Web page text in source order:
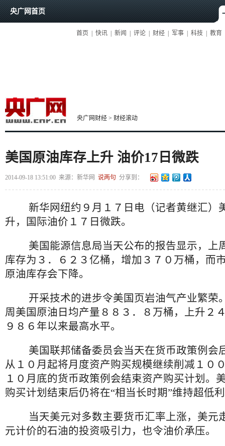
央广网首页
首页 快讯 新闻 评论 财经 军事 科技 教育
央广网财经 > 财经滚动
美国原油库存上升 油价17日微跌
2014-09-18 13:51:00 来源： 新华网 说两句 分享到：
新华网纽约９月１７日电（记者黄继汇）
升，国际油价１７日微跌。
美国能源信息局当天公布的报告显示，上
库存为３．６２３亿桶，增加３７０万桶，而
原油库存会下降。
开采技术的进步令美国页岩油气产业繁荣
周美国原油日均产量８８３．８万桶，上升２
９８６年以来最高水平。
美国联邦储备委员会当天在货币政策例会
从１０月起将月度资产购买规模继续削减１０
１０月底的货币政策例会结束资产购买计划。
购买计划结束后仍将在“相当长时期”维持超低
当天美元对多数主要货币汇率上涨，美元
元计价的石油的投资吸引力，也令油价承压。